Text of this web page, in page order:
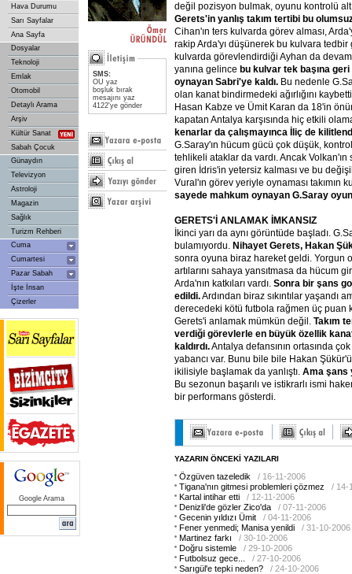
Hava Durumu
Sarı Sayfalar
Ana Sayfa
Dosyalar
Teknoloji
Emlak
Otomobil
Detaylı Arama
Arşiv
Kültür Sanat
Sabah Çocuk
Günaydın
Televizyon
Astroloji
Magazin
Sağlık
Turizm Rehberi
Cuma
Cumartesi
Pazar Sabah
İşte İnsan
Çizerler
Google Arama
SMS:
OU yaz
boşluk bırak
mesajını yaz
4122'ye gönder
değil pozisyon bulmak, oyunu kontrolü
Gerets'in yanlış takım tertibi bu
Cihan'ın ters kulvarda görev alması,
rakip Arda'yı düşünerek bu kulvara
kulvarda görevlendirdiği Ayhan da
yanına gelince bu kulvar tek başına geri
oynayan Sabri'ye kaldı. Bu nedenle
olan kanat bindirmedeki ağırlığını
Hasan Kabze ve Ümit Karan da 18'in
kapatan Antalya karşısında hiç etkili
kenarlar da çalışmayınca İliç de
G.Saray'ın hücum gücü çok düşük,
tehlikeli ataklar da vardı. Ancak Volkan'ın
giren İdris'in yetersiz kalması ve bu
Vural'ın görev yeriyle oynaması takımın
sayede mahkum oynayan G.Saray
GERETS'İ ANLAMAK İMKANSIZ
İkinci yarı da aynı görüntüde başladı.
bulamıyordu. Nihayet Gerets, Hakan
sonra oyuna biraz hareket geldi. Yorgun
artılarını sahaya yansıtmasa da hücum
Arda'nın katkıları vardı. Sonra bir şans
edildi.Ardından biraz sıkıntılar yaşandı
derecedeki kötü futbola rağmen üç puan
Gerets'i anlamak mümkün değil. Takım
verdiği görevlerle en büyük özellik
kaldırdı.Antalya defansının ortasında
yabancı var. Bunu bile bile Hakan
ikilisiyle başlamak da yanlıştı. Ama şans
Bu sezonun başarılı ve istikrarlı ismi
bir performans gösterdi.
YAZARIN ÖNCEKİ YAZILARI
Özgüven tazeledik
/ 16-11-2006
Tigana'nın gitmesi problemleri çözmez
/ 14-
Kartal intihar etti
/ 12-11-2006
Denizli'de gözler Zico'da
/ 07-11-2006
Gecenin yıldızı Ümit
/ 04-11-2006
Fener yenmedi; Manisa yenildi
/ 31-10-2006
Martinez farkı
/ 30-10-2006
Doğru sistemle
/ 29-10-2006
Futbolsuz gece...
/ 27-10-2006
Sarıgül'e tepki neden?
/ 24-10-2006